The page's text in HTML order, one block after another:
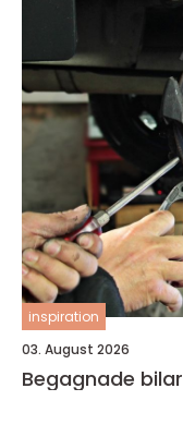
inspiration
03. August 2026
Begagnade bilar